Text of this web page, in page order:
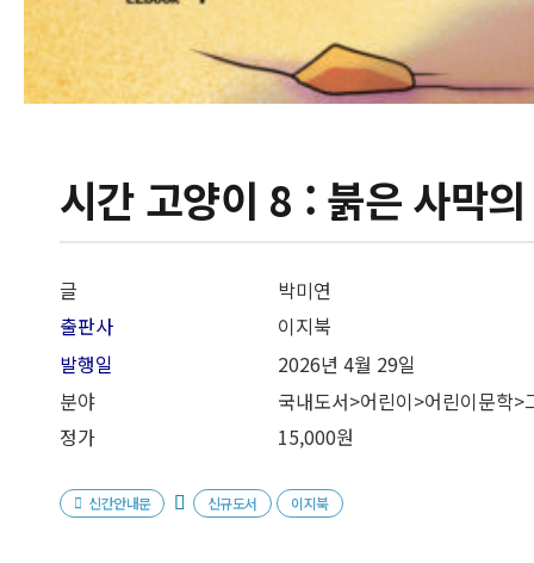
시간 고양이 8 : 붉은 사막
글
박미연
출판사
이지북
발행일
2026년 4월 29일
분야
국내도서>어린이>어린이문학
정가
15,000원
신간안내문 신규도서 이지북